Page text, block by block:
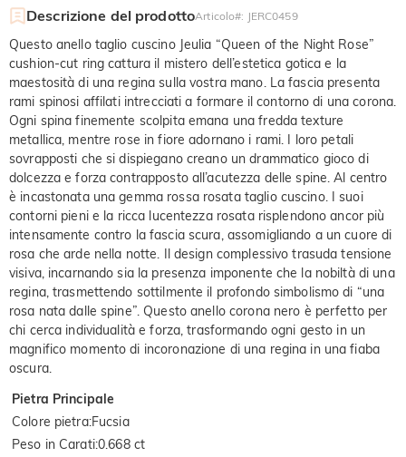
Descrizione del prodottoArticolo#: JERC0459
Questo anello taglio cuscino Jeulia “Queen of the Night Rose”
cushion-cut ring cattura il mistero dell’estetica gotica e la
maestosità di una regina sulla vostra mano. La fascia presenta
rami spinosi affilati intrecciati a formare il contorno di una corona.
Ogni spina finemente scolpita emana una fredda texture
metallica, mentre rose in fiore adornano i rami. I loro petali
sovrapposti che si dispiegano creano un drammatico gioco di
dolcezza e forza contrapposto all’acutezza delle spine. Al centro
è incastonata una gemma rossa rosata taglio cuscino. I suoi
contorni pieni e la ricca lucentezza rosata risplendono ancor più
intensamente contro la fascia scura, assomigliando a un cuore di
rosa che arde nella notte. Il design complessivo trasuda tensione
visiva, incarnando sia la presenza imponente che la nobiltà di una
regina, trasmettendo sottilmente il profondo simbolismo di “una
rosa nata dalle spine”. Questo anello corona nero è perfetto per
chi cerca individualità e forza, trasformando ogni gesto in un
magnifico momento di incoronazione di una regina in una fiaba
oscura.
Pietra Principale
Colore pietra:Fucsia
Peso in Carati:0.668 ct